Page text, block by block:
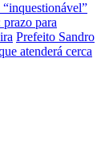
prazo para
Prefeito Sandro
atenderá cerca